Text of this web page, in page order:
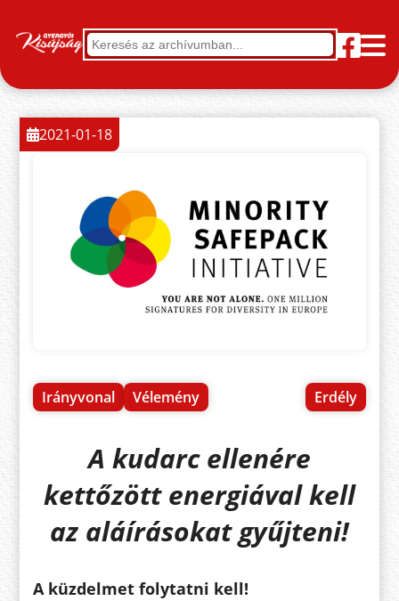
Irányvonal Vélemény Erdély
2021-01-18
A kudarc ellenére
kettőzött energiával kell
az aláírásokat gyűjteni!
A küzdelmet folytatni kell!